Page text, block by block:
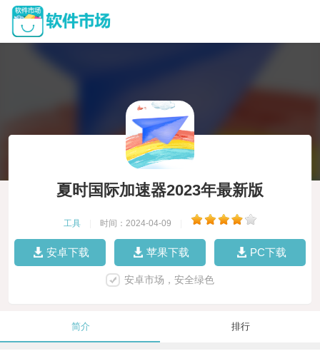
夏时国际加速器2023年最新版
工具 时间：2024-04-09
安卓下载 苹果下载 PC下载
安卓市场，安全绿色
简介 排行